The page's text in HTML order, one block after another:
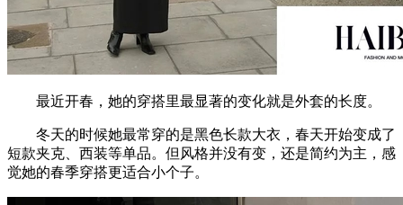
最近开春，她的穿搭里最显著的变化就是外套的长度。
冬天的时候她最常穿的是黑色长款大衣，春天开始变成了
短款夹克、西装等单品。但风格并没有变，还是简约为主，感
觉她的春季穿搭更适合小个子。